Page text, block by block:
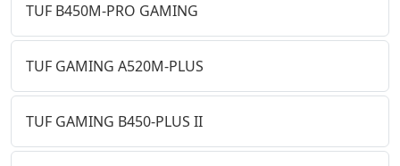
TUF B450M-PRO GAMING
TUF GAMING A520M-PLUS
TUF GAMING B450-PLUS II